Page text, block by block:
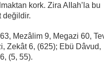
kork. Zira AIIah’la bu
değildir.
Mezâlim 9, Megazi 60,
Zekât 6, (625); Ebü Dâvud,
(5, 55).